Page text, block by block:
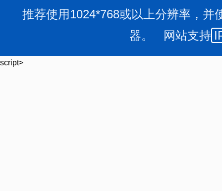
推荐使用1024*768或以上分辨率，并
器。 网站支持
script>